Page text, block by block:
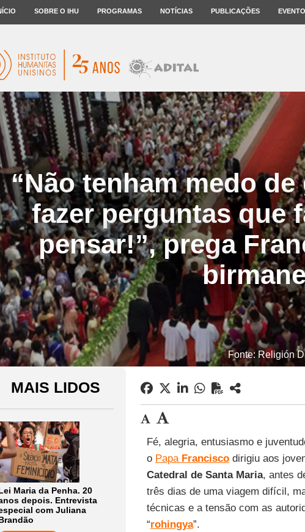
SOBRE O IHU PROGRAMAS NOTÍCIAS PUBLICAÇÕES
“Não tenham medo
fazer perguntas que
pensar!”, prega
Fonte: Religión
MAIS LIDOS
Maria da Penha. 20
depois. Entrevista
com Juliana
Fé, alegria, entusiasmo e
o Papa Franciscodirigiu aos
Catedral de Santa Maria, antes
três dias de uma viagem difícil,
técnicas e a tensão com as
“rohingya”.